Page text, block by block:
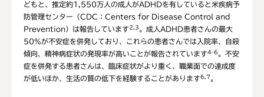
どもと、推定約1,550万人の成人がADHDを有していると米疾病予
防管理センター（CDC：Centers for Disease Control and
Prevention）は報告しています 2,3 。成人ADHD患者さんの最大
50%が不安症を併発しており、これらの患者さんでは入院率、自殺
傾向、精神病症状の発現率が高いことが報告されています4-6 。不安
症を併発する患者さんは、臨床症状がより重く、職業面での達成度
が低いほか、生活の質の低下を経験することがあります6,7。